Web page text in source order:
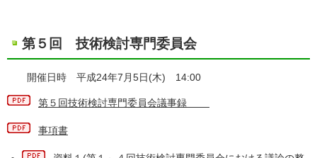
第５回 技術検討専門委員会
開催日時 平成24年7月5日(木) 14:00
第５回技術検討専門委員会議事録
事項書